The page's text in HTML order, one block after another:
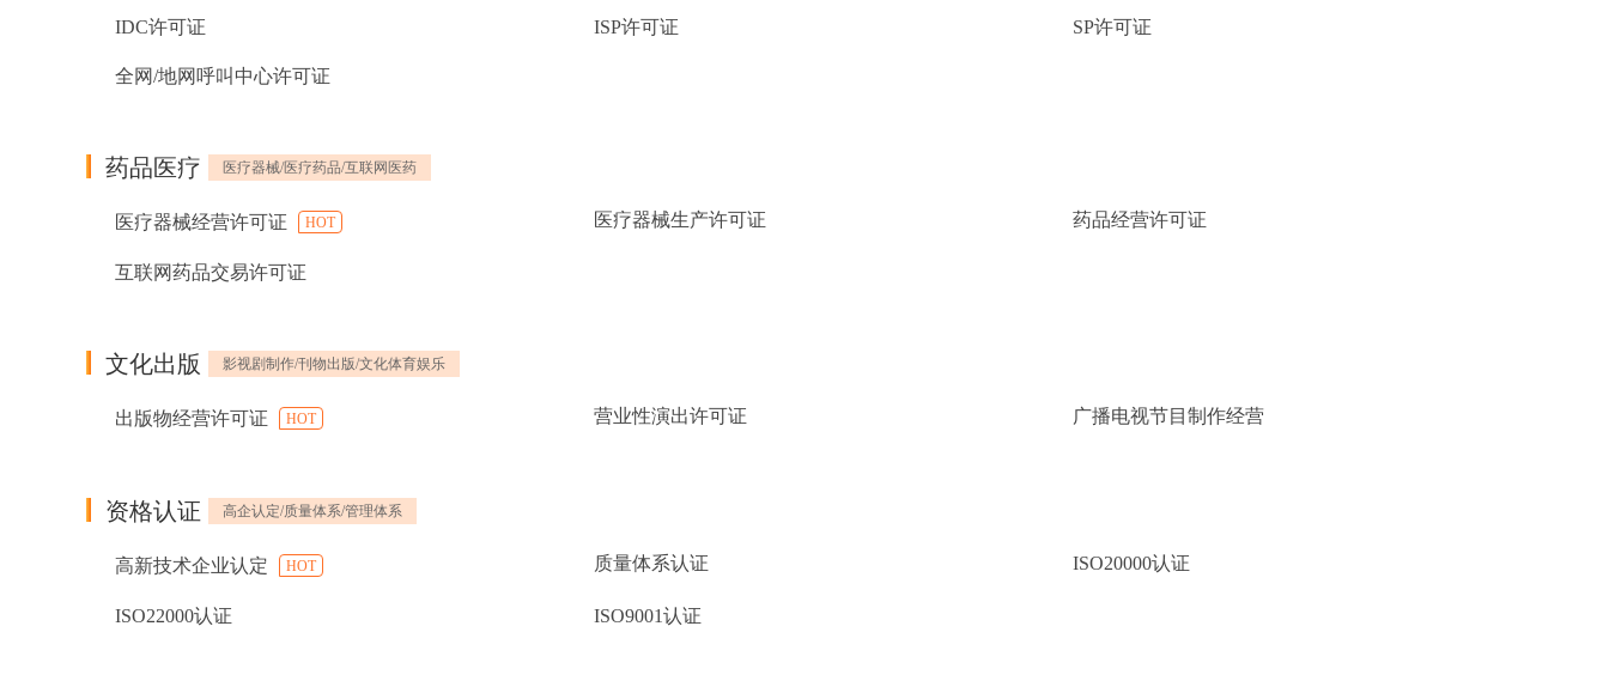
IDC许可证 ISP许可证 SP许可证
全网/地网呼叫中心许可证
药品医疗 医疗器械/医疗药品/互联网医药
医疗器械经营许可证 HOT 医疗器械生产许可证 药品经营许可证
互联网药品交易许可证
文化出版 影视剧制作/刊物出版/文化体育娱乐
出版物经营许可证 HOT 营业性演出许可证 广播电视节目制作经营
资格认证 高企认定/质量体系/管理体系
高新技术企业认定 HOT 质量体系认证 ISO20000认证
ISO22000认证 ISO9001认证